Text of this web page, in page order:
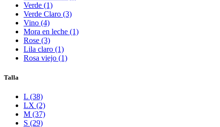
Verde (1)
Verde Claro (3)
Vino (4)
Mora en leche (1)
Rose (3)
Lila claro (1)
Rosa viejo (1)
Talla
L (38)
LX (2)
M (37)
S (29)